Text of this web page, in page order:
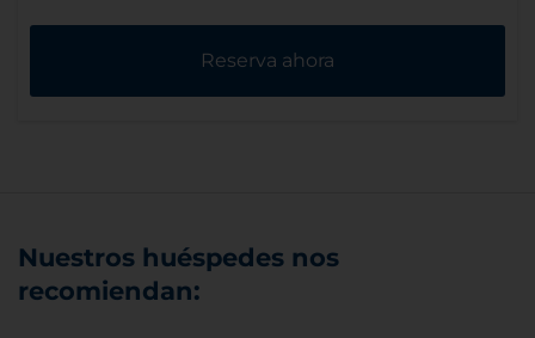
Reserva ahora
Nuestros huéspedes nos
recomiendan: